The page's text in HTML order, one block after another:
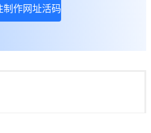
制作网址活码